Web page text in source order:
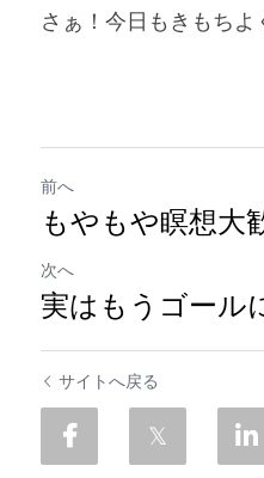
さぁ！今日もきもちよ
前へ
もやもや瞑想大
次へ
実はもうゴール
サイトへ戻る